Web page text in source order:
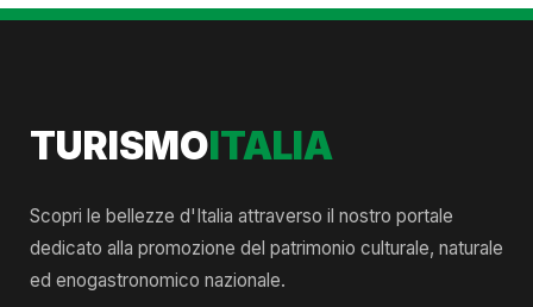
TURISMOITALIA
Scopri le bellezze d'Italia attraverso il nostro portale
dedicato alla promozione del patrimonio culturale, naturale
ed enogastronomico nazionale.